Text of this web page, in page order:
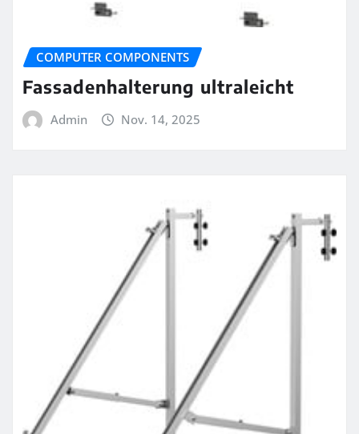
COMPUTER COMPONENTS
Fassadenhalterung ultraleicht
Admin Nov. 14, 2025